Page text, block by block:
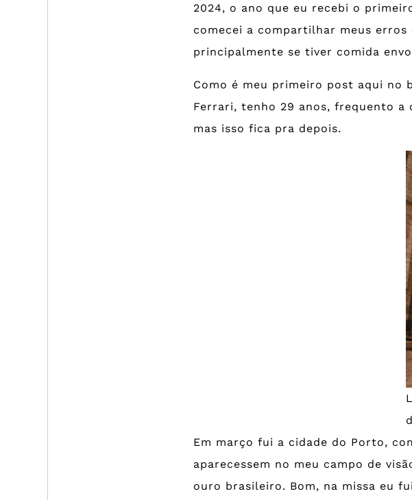
2024, o ano que eu recebi o
comecei a compartilhar meus
principalmente se tiver comida
Como é meu primeiro post aqui no
Ferrari, tenho 29 anos, frequento a
mas isso fica pra depois.
Em março fui a cidade do Porto,
aparecessem no meu campo de
ouro brasileiro. Bom, na missa eu